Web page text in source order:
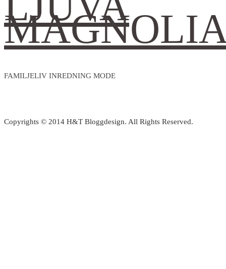
FAMILJELIV INREDNING MODE
Copyrights © 2014 H&T Bloggdesign. All Rights Reserved.